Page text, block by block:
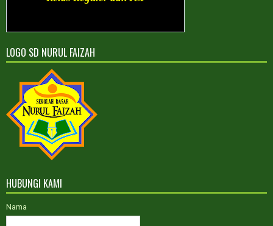
Kelas Reguler dan ICP
Sesudah Maret 2022
PPDB GELOMBANG III TAHUN
AJARAN 2022-2023
Kelas Reguler dan ICP
LOGO SD NURUL FAIZAH
HUBUNGI KAMI
Nama